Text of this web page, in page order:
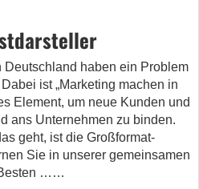
Deutschland haben ein Problem
ist „Marketing machen in
Element, um neue Kunden und
ans Unternehmen zu binden.
geht, ist die Großformat-
Sie in unserer gemeinsamen
……